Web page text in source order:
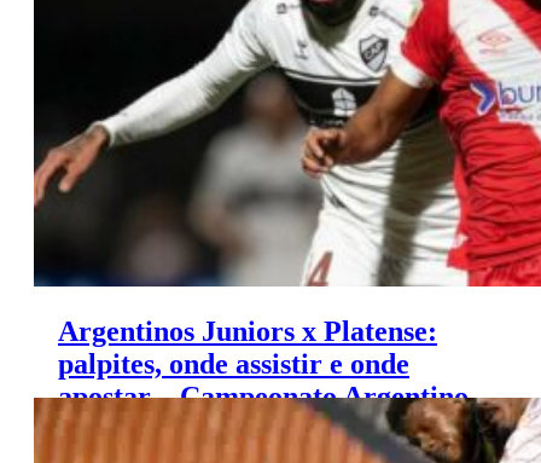
Argentinos Juniors x Platense:
palpites, onde assistir e onde
apostar – Campeonato Argentino
(26/02)